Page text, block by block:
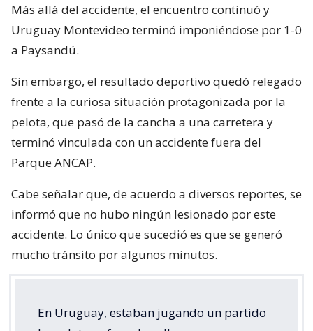
Más allá del accidente, el encuentro continuó y
Uruguay Montevideo terminó imponiéndose por 1-0
a Paysandú.
Sin embargo, el resultado deportivo quedó relegado
frente a la curiosa situación protagonizada por la
pelota, que pasó de la cancha a una carretera y
terminó vinculada con un accidente fuera del
Parque ANCAP.
Cabe señalar que, de acuerdo a diversos reportes, se
informó que no hubo ningún lesionado por este
accidente. Lo único que sucedió es que se generó
mucho tránsito por algunos minutos.
En Uruguay, estaban jugando un partido